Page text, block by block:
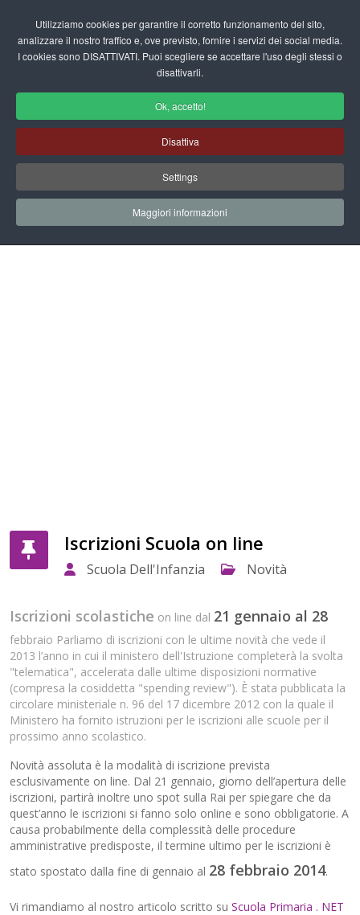
Utilizziamo cookies per garantire il corretto funzionamento del sito,
analizzare il nostro traffico e, ove previsto, fornire i servizi dei social media.
I cookies sono DISATTIVATI. Puoi scegliere se accettare l'uso degli stessi o
disattivarli.
Ok, accetto!
Disattiva
Settings
Maggiori informazioni
fas
Novità
Home Scuola Materna
Novità
Iscrizioni Scuola on line
Scuola Dell'Infanzia Novità
Iscrizioni scolastiche on line dal 21 gennaio al 28
febbraio Parliamo di iscrizioni con le ultime novità che vede il
2013 l’anno in cui il ministero dell'Istruzione completerà la svolta
"telematica", accelerata dalle ultime disposizioni normative
(compresa la cosiddetta "spending review"). È stata pubblicata la
circolare ministeriale n. 96 del 17 dicembre 2012 con la quale il
Ministero ha fornito istruzioni per le iscrizioni alle scuole per il
prossimo anno scolastico.
Novità assoluta è la modalità di iscrizione prevista
esclusivamente on line. Dal 21 gennaio, giorno dell’apertura delle
iscrizioni, partirà inoltre uno spot sulla Rai per spiegare che da
quest’anno le iscrizioni si fanno solo online e sono obbligatorie. A
causa probabilmente della complessità delle procedure
amministrative predisposte, il termine ultimo per le iscrizioni è
stato spostato dalla fine di gennaio al 28 febbraio 2014.
Vi rimandiamo al nostro articolo scritto su Scuola Primaria . NET